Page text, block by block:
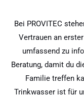
Bei PROVITEC
Vertrauen an
umfassend zu
Beratung, damit du
Familie treffen
Trinkwasser ist für